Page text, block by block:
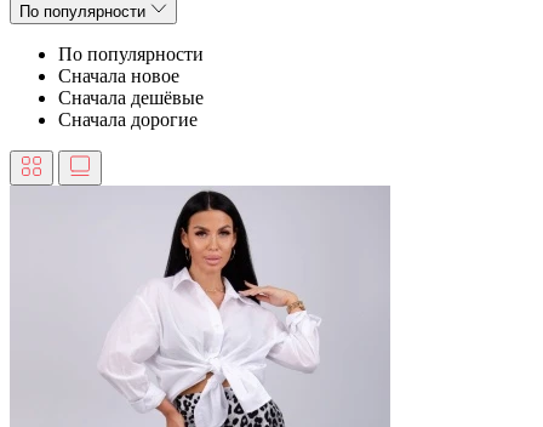
По популярности
По популярности
Сначала новое
Сначала дешёвые
Сначала дорогие